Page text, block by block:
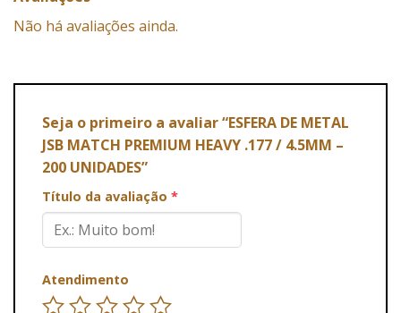
Não há avaliações ainda.
Seja o primeiro a avaliar “ESFERA DE METAL
JSB MATCH PREMIUM HEAVY .177 / 4.5MM –
200 UNIDADES”
Título da avaliação *
Atendimento